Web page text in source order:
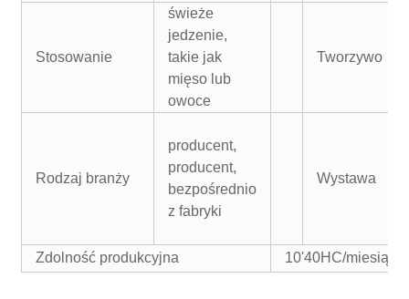
Stosowanie
świeże
jedzenie,
takie jak
mięso lub
owoce
Tworzywo
Rodzaj branży
producent,
producent,
bezpośrednio
z fabryki
Wystawa
Zdolność produkcyjna 10'40HC/miesiąc